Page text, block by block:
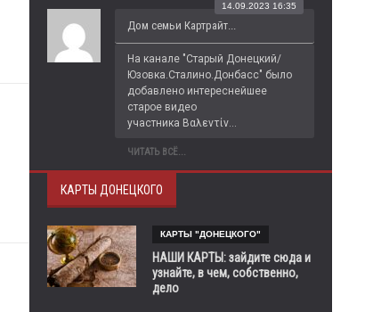
Дом семьи Картрайт...
14.09.2023 16:35
На канале "Старый Донецкий/
Юзовка.Сталино.Донбасс" было
добавлено интереснейшее
старое видео
участника Βαλεντίν...
ЧИТАТЬ ВСЁ...
КАРТЫ ДОНЕЦКОГО
КАРТЫ "ДОНЕЦКОГО"
НАШИ КАРТЫ: зайдите сюда и
узнайте, в чем, собственно,
дело